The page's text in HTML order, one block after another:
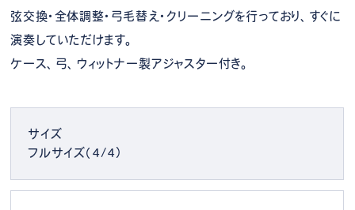
弦交換・全体調整・弓毛替え・クリーニングを行っており、すぐに
演奏していただけます。
ケース、弓、ウィットナー製アジャスター付き。
サイズ
フルサイズ（4/4）